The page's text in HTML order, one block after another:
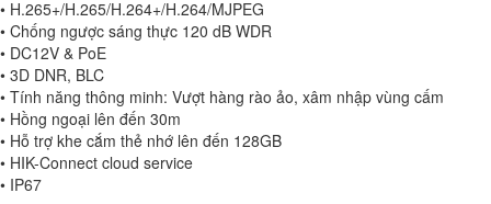
• H.265+/H.265/H.264+/H.264/MJPEG
• Chống ngược sáng thực 120 dB WDR
• DC12V & PoE
• 3D DNR, BLC
• Tính năng thông minh: Vượt hàng rào ảo, xâm nhập vùng cấm
• Hồng ngoại lên đến 30m
• Hỗ trợ khe cắm thẻ nhớ lên đến 128GB
• HIK-Connect cloud service
• IP67